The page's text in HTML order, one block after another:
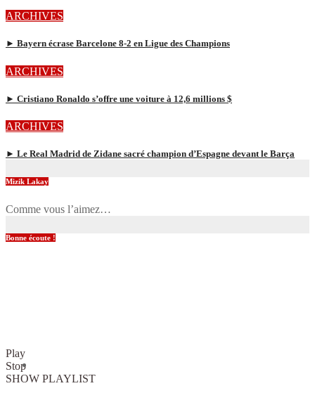
ARCHIVES
► Bayern écrase Barcelone 8-2 en Ligue des Champions
ARCHIVES
► Cristiano Ronaldo s’offre une voiture à 12,6 millions $
ARCHIVES
► Le Real Madrid de Zidane sacré champion d’Espagne devant le Barça
Mizik Lakay
Comme vous l’aimez…
Bonne écoute !
Play
Stop
SHOW PLAYLIST